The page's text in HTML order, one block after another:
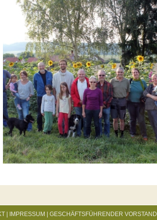
| IMPRESSUM GESCHÄFTSFÜHRENDER VORSTAND